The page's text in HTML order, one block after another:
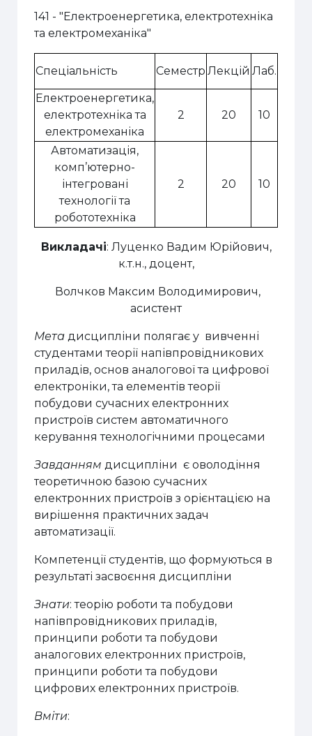
141 -"Електроенергетика, електротехніка
та електромеханіка"
Спеціальність Семестр Лекцій Лаб.
Електроенергетика,
електротехніка та
електромеханіка
2 20 10
Автоматизація,
комп’ютерно-
інтегровані
технології та
робототехніка
2 20 10
Викладачі: Луценко Вадим Юрійович,
к.т.н., доцент,
Волчков Максим Володимирович,
асистент
Мета дисципліни полягає у вивченні
студентами теорії напівпровідникових
приладів, основ аналогової та цифрової
електроніки, та елементів теорії
побудови сучасних електронних
пристроїв систем автоматичного
керування технологічними процесами
Завданням дисципліниє оволодіння
теоретичною базою сучасних
електронних пристроїв з орієнтацією на
вирішення практичних задач
автоматизації.
Компетенції студентів, що формуються в
результаті засвоєння дисципліни
Знати: теорію роботи та побудови
напівпровідникових приладів,
принципи роботи та побудови
аналогових електронних пристроїв,
принципи роботи та побудови
цифрових електронних пристроїв.
Вміти: